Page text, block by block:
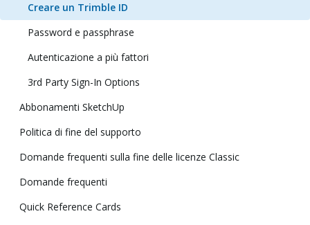
Creare un Trimble ID
Password e passphrase
Autenticazione a più fattori
3rd Party Sign-In Options
Abbonamenti SketchUp
Politica di fine del supporto
Domande frequenti sulla fine delle licenze Classic
Domande frequenti
Quick Reference Cards